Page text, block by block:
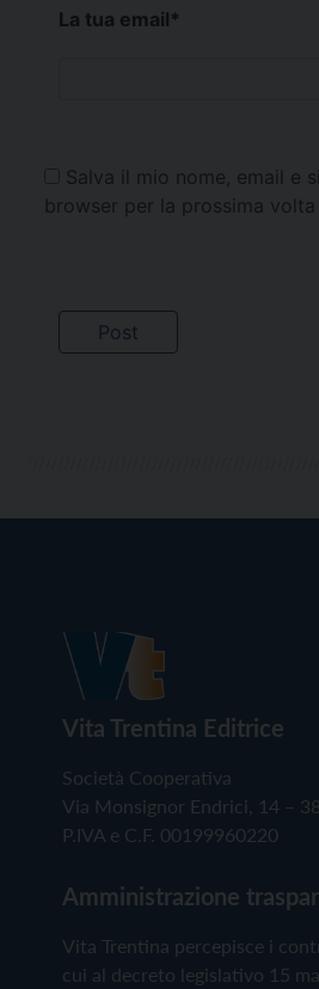
La tua email*
Salva il mio nome, email e
browser per la prossima volta
Vita Trentina Editrice
Società Cooperativa
Via Monsignor Endrici, 14 –
P.IVA e C.F. 00199960220
Amministrazione
Vita Trentina percepisce i
cui al decreto legislativo 15